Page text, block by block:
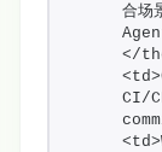
合场
</
CI/